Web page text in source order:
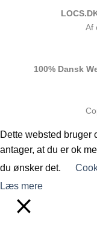
Af
100% Dansk
Dette websted bruger
antager, at du er ok
du ønsker det.
Læs mere